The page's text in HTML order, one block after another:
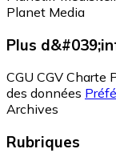
Planet Media
Plus
CGU CGV Charte
des données
Archives
Rubriques